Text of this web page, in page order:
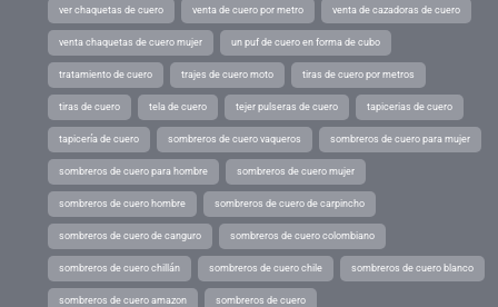
ver chaquetas de cuero venta de cuero por metro venta de cazadoras de cuero
venta chaquetas de cuero mujer un puf de cuero en forma de cubo
tratamiento de cuero trajes de cuero moto tiras de cuero por metros
tiras de cuero tela de cuero tejer pulseras de cuero tapicerias de cuero
tapicería de cuero sombreros de cuero vaqueros sombreros de cuero para mujer
sombreros de cuero para hombre sombreros de cuero mujer
sombreros de cuero hombre sombreros de cuero de carpincho
sombreros de cuero de canguro sombreros de cuero colombiano
sombreros de cuero chillán sombreros de cuero chile sombreros de cuero blanco
sombreros de cuero amazon sombreros de cuero